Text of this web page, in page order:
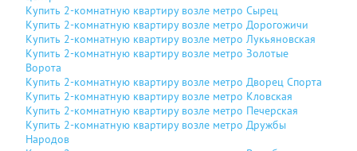
Купить 2-комнатную квартиру возле метро Сырец
Купить 2-комнатную квартиру возле метро Дорогожичи
Купить 2-комнатную квартиру возле метро Лукьяновская
Купить 2-комнатную квартиру возле метро Золотые
Ворота
Купить 2-комнатную квартиру возле метро Дворец Спорта
Купить 2-комнатную квартиру возле метро Кловская
Купить 2-комнатную квартиру возле метро Печерская
Купить 2-комнатную квартиру возле метро Дружбы
Народов